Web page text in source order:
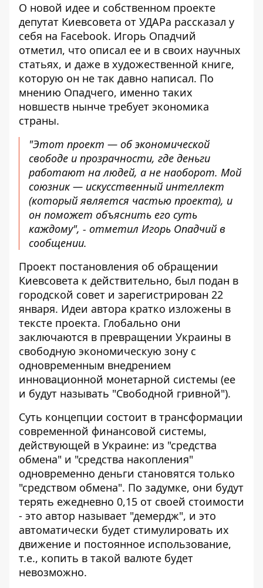
О новой идее и собственном проекте
депутат Киевсовета от УДАРа рассказал у
себя на Facebook. Игорь Опадчий
отметил, что описал ее и в своих научных
статьях, и даже в художественной книге,
которую он не так давно написал. По
мнению Опадчего, именно таких
новшеств нынче требует экономика
страны.
"Этот проект — об экономической
свободе и прозрачности, где деньги
работают на людей, а не наоборот. Мой
союзник — искусственный интеллект
(который является частью проекта), и
он поможет объяснить его суть
каждому", - отметил Игорь Опадчий в
сообщении.
Проект постановления об обращении
Киевсовета к действительно, был подан в
городской совет и зарегистрирован 22
января. Идеи автора кратко изложены в
тексте проекта. Глобально они
заключаются в превращении Украины в
свободную экономическую зону с
одновременным внедрением
инновационной монетарной системы (ее
и будут называть "Свободной гривной").
Суть концепции состоит в трансформации
современной финансовой системы,
действующей в Украине: из "средства
обмена" и "средства накопления"
одновременно деньги становятся только
"средством обмена". По задумке, они будут
терять ежедневно 0,15 от своей стоимости
- это автор называет "демердж", и это
автоматически будет стимулировать их
движение и постоянное использование,
т.е., копить в такой валюте будет
невозможно.